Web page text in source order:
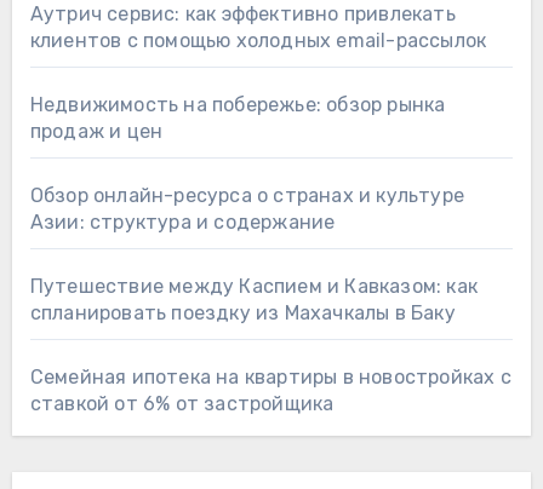
Аутрич сервис: как эффективно привлекать
клиентов с помощью холодных email-рассылок
Недвижимость на побережье: обзор рынка
продаж и цен
Обзор онлайн-ресурса о странах и культуре
Азии: структура и содержание
Путешествие между Каспием и Кавказом: как
спланировать поездку из Махачкалы в Баку
Семейная ипотека на квартиры в новостройках с
ставкой от 6% от застройщика